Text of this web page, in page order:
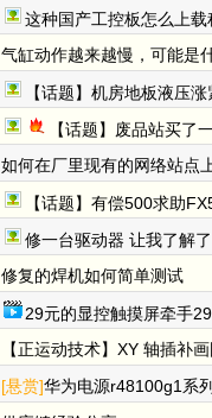
这种国产工控板怎么上
气缸动作越来越慢，可能是
【话题】机房地板液压
【话题】废品站买了
如何在厂里现有的网络站点
【话题】有偿500求助
修一台驱动器 让我了解
修复的焊机如何简单测试
29元的显控触摸屏牵手
【正运动技术】XY 轴插补
[悬赏]华为电源r48100g1系